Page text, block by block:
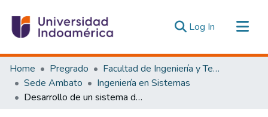
Log In (current)
Communities & Collections
All of DSpace
Statistics
Home Pregrado
Facultad de Ingeniería y Tecnologías de la Información y la Comunicación
Sede Ambato
Ingeniería en Sistemas
Desarrollo de un sistema de predicción de contagios y cerco epidemiológico del COVID-19 en la provincia de Tungurahua para el Honorable Gobierno Provincial de Tungurahua.